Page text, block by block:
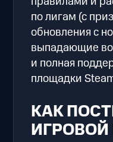
по лигам (с
обновления с
выпадающие
и полная
площадки
КАК